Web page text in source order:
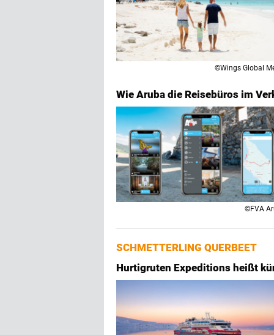
©Wings Global
Wie Aruba die Reisebüros im
©FVA
SCHMETTERLING QUERBEET
Hurtigruten Expeditions heißt